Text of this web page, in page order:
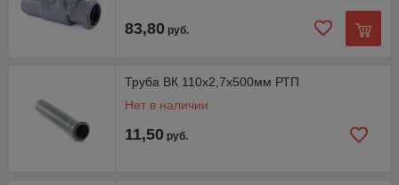
83,80 руб.
Труба ВК 110х2,7х500мм РТП
Нет в наличии
11,50 руб.